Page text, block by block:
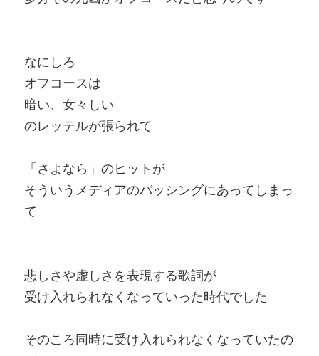
なにしろ
オフコースは
暗い、女々しい
のレッテルが張られて
「さよなら」のヒットが
そういうメディアのバッシングにあってしまっ
て
悲しさや虚しさを表現する歌詞が
受け入れられなくなっていった時代でした
そのころ同時に受け入れられなくなっていたの